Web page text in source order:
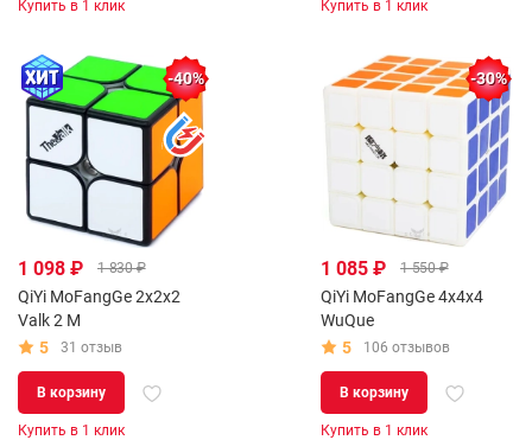
Купить в 1 клик Купить в 1 клик
-40%
1 098 ₽ 1 830 ₽
QiYi MoFangGe 2x2x2
Valk 2 M
5
31 отзыв
В корзину
Купить в 1 клик
-30%
1 085 ₽ 1 550 ₽
QiYi MoFangGe 4x4x4
WuQue
5
106 отзывов
В корзину
Купить в 1 клик